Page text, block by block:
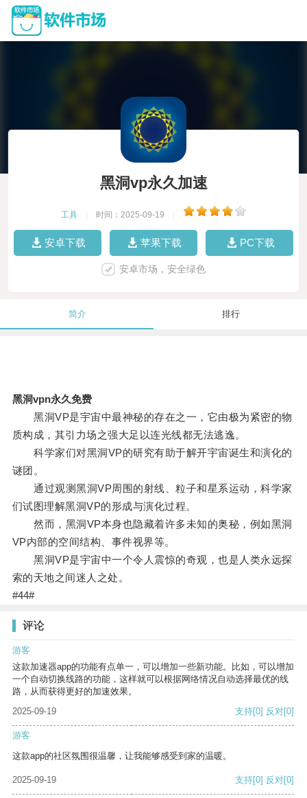
黑洞vp永久加速
工具 时间：2025-09-19
安卓下载 苹果下载 PC下载
安卓市场，安全绿色
简介 排行
黑洞vpn永久免费
黑洞VP是宇宙中最神秘的存在之一，它由极为紧密的物
质构成，其引力场之强大足以连光线都无法逃逸。
科学家们对黑洞VP的研究有助于解开宇宙诞生和演化的
谜团。
通过观测黑洞VP周围的射线、粒子和星系运动，科学家
们试图理解黑洞VP的形成与演化过程。
然而，黑洞VP本身也隐藏着许多未知的奥秘，例如黑洞
VP内部的空间结构、事件视界等。
黑洞VP是宇宙中一个令人震惊的奇观，也是人类永远探
索的天地之间迷人之处。
#44#
评论
游客
这款加速器app的功能有点单一，可以增加一些新功能。比如，可以增加
一个自动切换线路的功能，这样就可以根据网络情况自动选择最优的线
路，从而获得更好的加速效果。
2025-09-19
支持[0] 反对[0]
游客
这款app的社区氛围很温馨，让我能够感受到家的温暖。
2025-09-19 支持[0] 反对[0]